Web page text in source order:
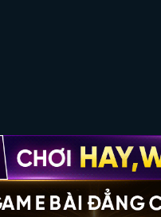
Copyright 2026 ©TDTC